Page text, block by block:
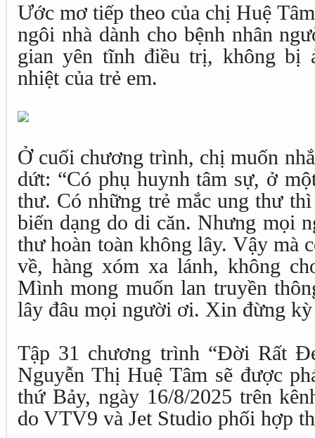
Ước mơ tiếp theo của chị Huệ
ngôi nhà dành cho bệnh nhân
gian yên tĩnh điều trị, không bị
nhiệt của trẻ em.
Ở cuối chương trình, chị muốn
dứt: “Có phụ huynh tâm sự, ở
thư. Có những trẻ mắc ung thư
biến dạng do di căn. Nhưng mọi
thư hoàn toàn không lây. Vậy mà
về, hàng xóm xa lánh, không
Mình mong muốn lan truyền
lây đâu mọi người ơi. Xin đừng
Tập 31 chương trình “Đời Rất
Nguyễn Thị Huệ Tâm sẽ được
thứ Bảy, ngày 16/8/2025 trên
do VTV9 và Jet Studio phối hợp